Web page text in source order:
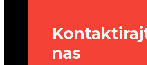
nas